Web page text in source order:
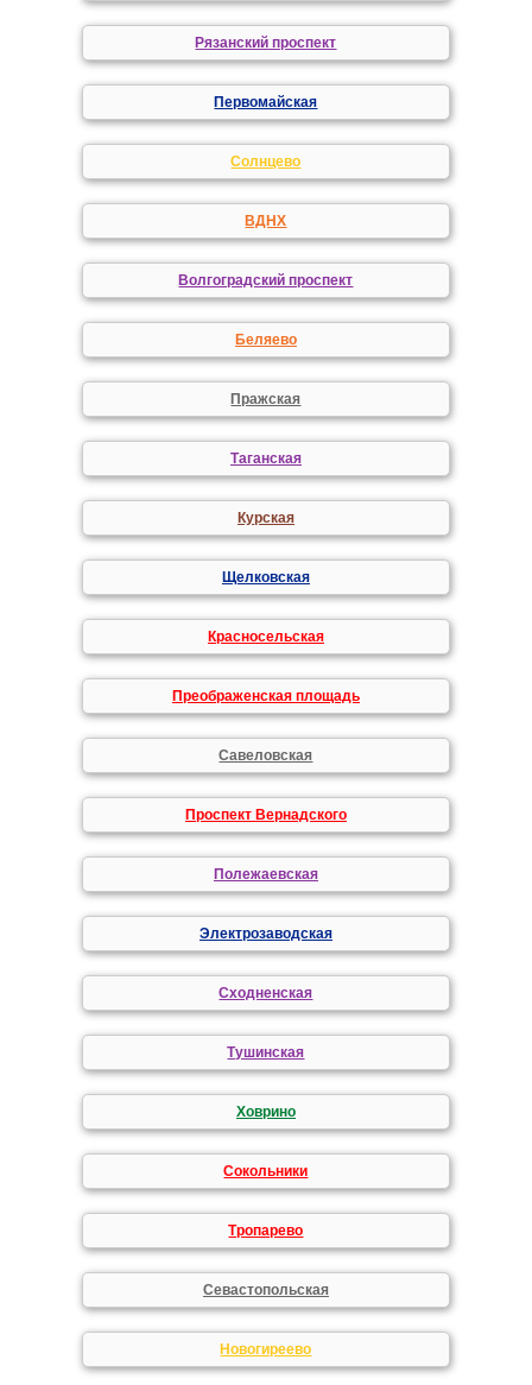
Рязанский проспект
Первомайская
Солнцево
ВДНХ
Волгоградский проспект
Беляево
Пражская
Таганская
Курская
Щелковская
Красносельская
Преображенская площадь
Савеловская
Проспект Вернадского
Полежаевская
Электрозаводская
Сходненская
Тушинская
Ховрино
Сокольники
Тропарево
Севастопольская
Новогиреево